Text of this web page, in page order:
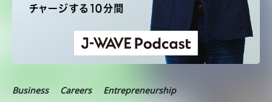
Business Careers Entrepreneurship